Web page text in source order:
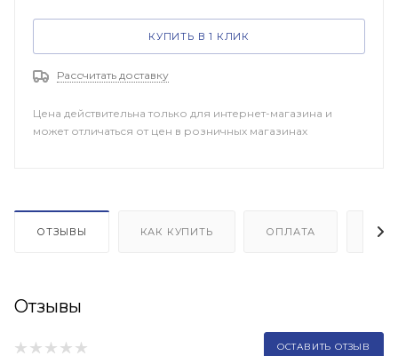
КУПИТЬ В 1 КЛИК
Рассчитать доставку
Цена действительна только для интернет-магазина и
может отличаться от цен в розничных магазинах
ОТЗЫВЫ КАК КУПИТЬ ОПЛАТА
Отзывы
ОСТАВИТЬ ОТЗЫВ